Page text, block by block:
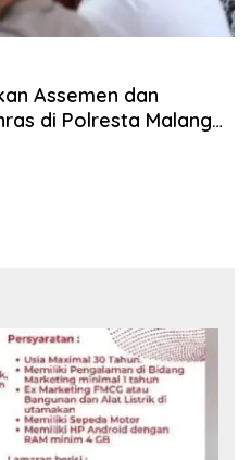
Assemen dan
di Polresta Malang